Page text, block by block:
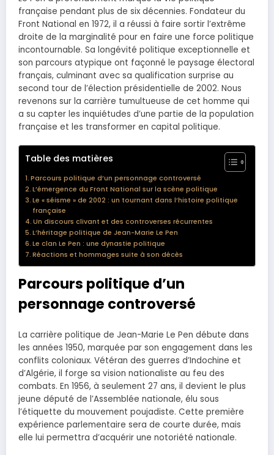
française pendant plus de six décennies. Fondateur du
Front National en 1972, il a réussi à faire sortir l’extrême
droite de la marginalité pour en faire une force politique
incontournable. Sa longévité politique exceptionnelle et
son parcours atypique ont façonné le paysage électoral
français, culminant avec sa qualification surprise au
second tour de l’élection présidentielle de 2002. Nous
revenons sur la carrière tumultueuse de cet homme qui
a su capter les inquiétudes d’une partie de la population
française et les transformer en capital politique.
Table des matières
Parcours politique d’un personnage controversé
L’émergence du Front National sur la scène politique
Le « séisme » de 2002 : un tournant dans l’histoire politique
française
Un discours clivant et des controverses récurrentes
L’héritage politique de Jean-Marie Le Pen
Le clan Le Pen : une dynastie politique
Réactions et hommages suite à son décès
Parcours politique d’un
personnage controversé
La carrière politique de Jean-Marie Le Pen débute dans
les années 1950, marquée par son engagement dans les
conflits coloniaux. Vétéran des guerres d’Indochine et
d’Algérie, il forge sa vision nationaliste au feu des
combats. En 1956, à seulement 27 ans, il devient le plus
jeune député de l’Assemblée nationale, élu sous
l’étiquette du mouvement poujadiste. Cette première
expérience parlementaire sera de courte durée, mais
elle lui permettra d’acquérir une notoriété nationale.